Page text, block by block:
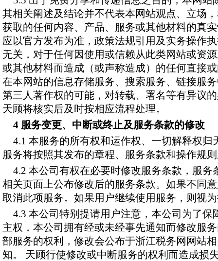
其相关阐述及结论并不代表本网站观点、立场
获取的任何内容、产品、服务或其他材料的真
应以官方发布为准，政策法规引用及实务操作
无关，对于任何因使用或信赖从此类网站或资
或其他材料而造成（或声称造成）的任何直接
在本网站的信息存储服务、搜索服务、链接服
第三人著作权的可能，对转载、署名等有异议
天顾将核实后及时按相应流程处理。
4 服务变更、中断或终止及服务条款的修改
4.1 本服务的所有权和运作权、一切解释权
服务将按照其发布的章程、服务条款和操作规
4.2 本公司有权在必要时修改服务条款，服
相关页面上公布修改后的服务条款。如果不同
取消此项服务。如果用户继续使用服务，则视
4.3 本公司特别提请用户注意，本公司为了
主权，本公司拥有经或未经事先通知而修改服
部服务的权利，修改会公布于浙江税务网网站
知。 天顾行使修改或中断服务的权利而造成损